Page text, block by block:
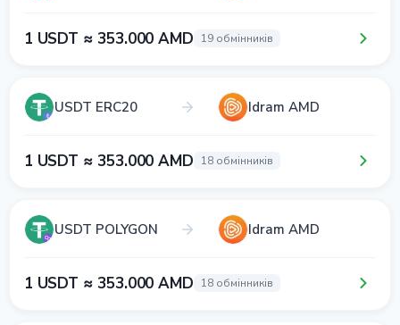
1 USDT ≈ 353.000 AMD 19 обмінників
USDT ERC20 Idram AMD
1 USDT ≈ 353.000 AMD 18 обмінників
USDT POLYGON Idram AMD
1 USDT ≈ 353.000 AMD 18 обмінників